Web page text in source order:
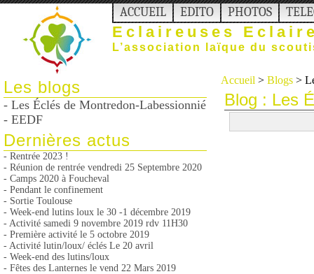
ACCUEIL EDITO PHOTOS
Eclaireuses
L’association laïque du
Les blogs
- Les Éclés de Montredon-Labessionnié
- EEDF
Dernières actus
- Rentrée 2023 !
- Réunion de rentrée vendredi 25 Septembre 2020
- Camps 2020 à Foucheval
- Pendant le confinement
- Sortie Toulouse
- Week-end lutins loux le 30 -1 décembre 2019
- Activité samedi 9 novembre 2019 rdv 11H30
- Première activité le 5 octobre 2019
- Activité lutin/loux/ éclés Le 20 avril
- Week-end des lutins/loux
- Fêtes des Lanternes le vend 22 Mars 2019
Accueil > Blogs >
Blog : Les